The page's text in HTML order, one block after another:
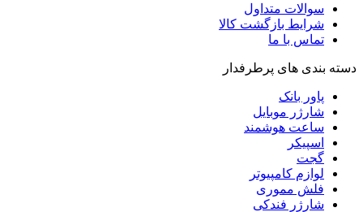
سوالات متداول
شرایط بازگشت کالا
تماس با ما
دسته بندی های پرطرفدار
پاور بانک
شارژر موبایل
ساعت هوشمند
اسپیکر
گجت
لوازم کامپیوتر
فلش مموری
شارژر فندکی